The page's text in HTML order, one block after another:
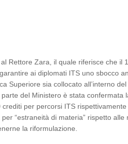
Rettore Zara, il quale riferisce che il
ai diplomati ITS uno sbocco
Superiore sia collocato all’interno del
del Ministero è stata confermata
per percorsi ITS rispettivamente
“estraneità di materia” rispetto alle
la riformulazione.